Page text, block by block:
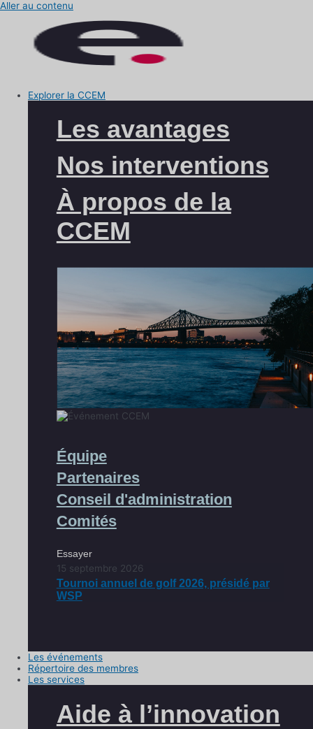
Aller au contenu
Explorer la CCEM
Les avantages
Nos interventions
À propos de la
CCEM
Équipe
Partenaires
Conseil d'administration
Comités
Essayer
15 septembre 2026
Tournoi annuel de golf 2026, présidé par
WSP
Les événements
Répertoire des membres
Les services
Aide à l’innovation